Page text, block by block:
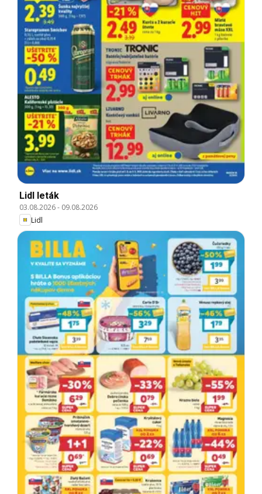
Lidl leták
03.08.2026- 09.08.2026
Lidl